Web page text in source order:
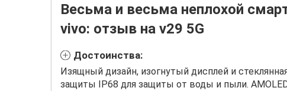
Весьма и весьма неплохой
vivo: отзыв на v29 5G
Достоинства:
Изящный дизайн, изогнутый дисплей и
защиты IP68 для защиты от воды и пыли.